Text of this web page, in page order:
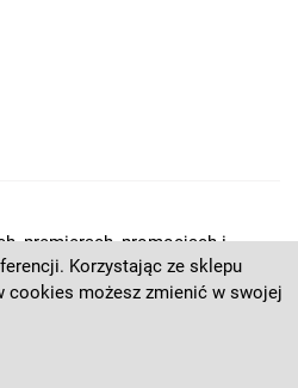
Korzystając ze sklepu
cookies możesz zmienić w swojej
premierach, promocjach i